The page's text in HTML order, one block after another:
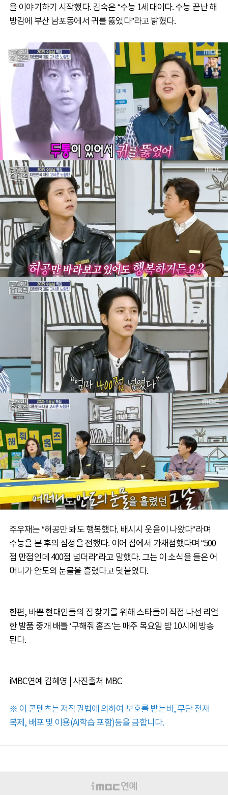
을 이야기하기 시작했다. 김숙은 “수능 1세대이다. 수능 끝난 해
방감에 부산 남포동에서 귀를 뚫었다”라고 밝혔다.
주우재는 “허공만 봐도 행복했다. 배시시 웃음이 나왔다”라며
수능을 본 후의 심정을 전했다. 이어 집에서 가채점했다며 “500
점 만점인데 400점 넘더라”라고 말했다. 그는 이 소식을 들은 어
머니가 안도의 눈물을 흘렸다고 덧붙였다.
한편, 바쁜 현대인들의 집 찾기를 위해 스타들이 직접 나선 리얼
한 발품 중개 배틀 ‘구해줘 홈즈’는 매주 목요일 밤 10시에 방송
된다.
iMBC연예 김혜영 | 사진출처 MBC
※ 이 콘텐츠는 저작권법에 의하여 보호를 받는바, 무단 전재
복제, 배포 및 이용(AI학습 포함)등을 금합니다.